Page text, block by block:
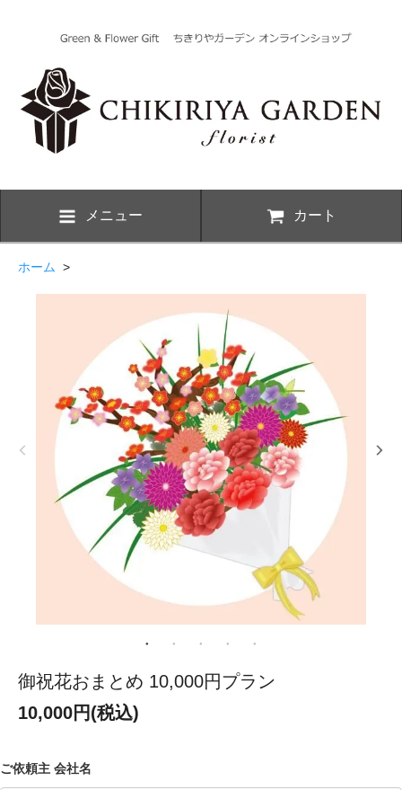
メニュー カート
ホーム >
御祝花おまとめ 10,000円プラン
10,000円(税込)
ご依頼主 会社名